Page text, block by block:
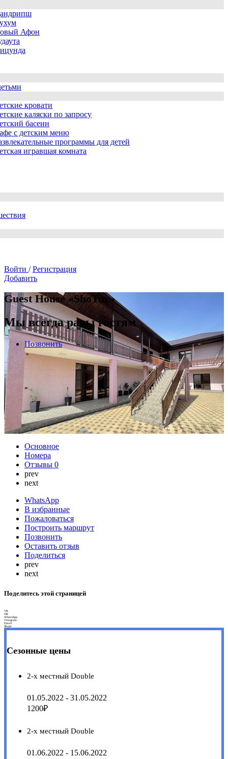
Афон
кровати
каляски по запросу
басеин
с детским меню
программы для детей
игравшая комната
Войти / Регистрация
Добавить
Guest House «ShoTur»
Мы всегда рады гостям
Позвонить
Основное
Номера
Отзывы 0
prev
next
WhatsApp
В избранные
Пожаловаться
Построить маршрут
Позвонить
Оставить отзыв
Поделиться
prev
next
Поделитесь этой страницей
VK
OK
WhatsApp
Telegram
Email
Skype
Сезонные цены
2-х местный Double
01.05.2022 - 31.05.2022
1200₽
2-х местный Double
01.06.2022 - 15.06.2022